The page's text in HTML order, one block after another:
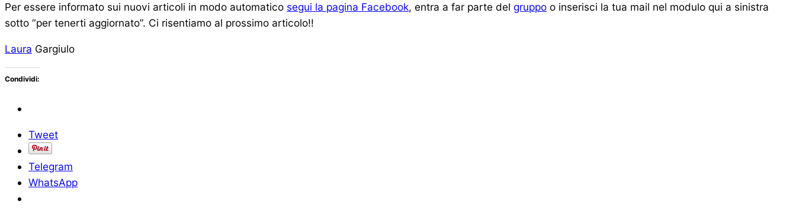
Per essere informato sui nuovi articoli in modo automatico segui la pagina Facebook, entra a far parte del gruppo o inserisci la tua mail nel modulo qui a sinistra
sotto “per tenerti aggiornato”. Ci risentiamo al prossimo articolo!!
Laura Gargiulo
Condividi:
Tweet
Telegram
WhatsApp